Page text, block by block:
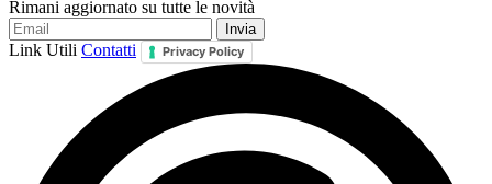
Rimani aggiornato su tutte le novità
Link Utili Contatti Privacy Policy